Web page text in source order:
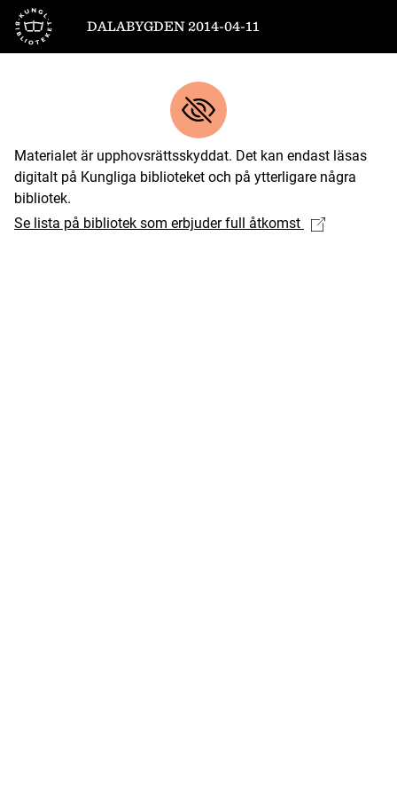
Till startsidan
DALABYGDEN 2014-04-11
Materialet är upphovsrättsskyddat. Det kan endast läsas
digitalt på Kungliga biblioteket och på ytterligare några
bibliotek.
Se lista på bibliotek som erbjuder full åtkomst